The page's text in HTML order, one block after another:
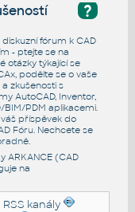
?
diskuzní fórum k CAD
- ptejte se na
otázky týkající se
podělte se o vaše
a zkušenosti s
AutoCAD, Inventor,
BIM/PDM aplikacemi.
příspěvek do
Fóru. Nechcete se
.
ARKANCE (CAD
na
RSS kanály